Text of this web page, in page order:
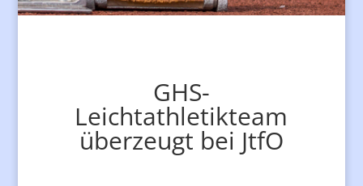
GHS-
Leichtathletikteam
überzeugt bei JtfO